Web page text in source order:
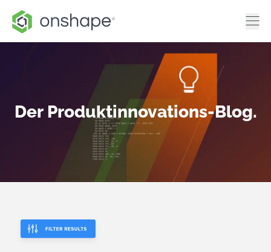
Der Produktinnovations-Blog.